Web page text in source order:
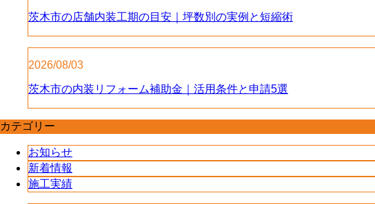
茨木市の店舗内装工期の目安｜坪数別の実例と短縮術
2026/08/03
茨木市の内装リフォーム補助金｜活用条件と申請5選
カテゴリー
お知らせ
新着情報
施工実績